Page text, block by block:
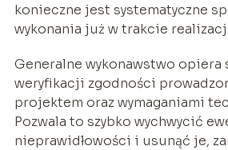
konieczne jest systematyczne
wykonania już w trakcie
Generalne wykonawstwo opiera
weryfikacji zgodności
projektem oraz wymaganiami
Pozwala to szybko wychwycić
nieprawidłowości i usunąć je,